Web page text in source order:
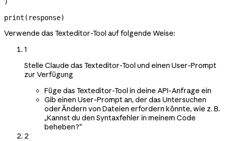
print (response)
Verwende das Texteditor-Tool auf folgende Weise:
1
Stelle Claude das Texteditor-Tool und einen User-Prompt
zur Verfügung
Füge das Texteditor-Tool in deine API-Anfrage ein
Gib einen User-Prompt an, der das Untersuchen
oder Ändern von Dateien erfordern könnte, wie z. B.
„Kannst du den Syntaxfehler in meinem Code
beheben?"
2